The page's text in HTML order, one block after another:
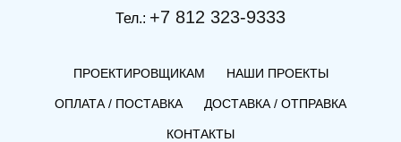
Тел.: +7 812 323-9333
ПРОЕКТИРОВЩИКАМ НАШИ ПРОЕКТЫ
ОПЛАТА / ПОСТАВКА ДОСТАВКА / ОТПРАВКА
КОНТАКТЫ